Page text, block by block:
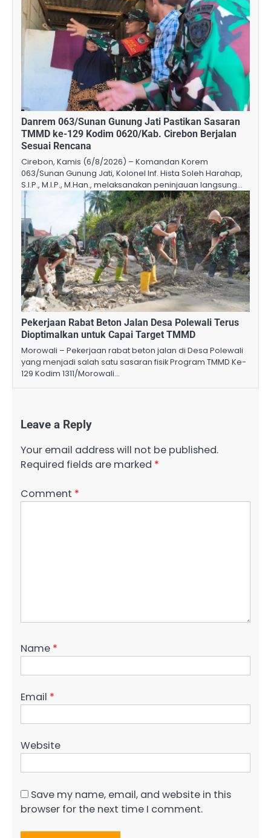
Danrem 063/Sunan Gunung Jati Pastikan Sasaran
TMMD ke-129 Kodim 0620/Kab. Cirebon Berjalan
Sesuai Rencana
Cirebon, Kamis (6/8/2026) – Komandan Korem
063/Sunan Gunung Jati, Kolonel Inf. Hista Soleh Harahap,
S.I.P., M.I.P., M.Han., melaksanakan peninjauan langsung…
Pekerjaan Rabat Beton Jalan Desa Polewali Terus
Dioptimalkan untuk Capai Target TMMD
Morowali – Pekerjaan rabat beton jalan di Desa Polewali
yang menjadi salah satu sasaran fisik Program TMMD Ke-
129 Kodim 1311/Morowali…
Leave a Reply
Your email address will not be published.
Required fields are marked *
Comment *
Name *
Email *
Website
Save my name, email, and website in this
browser for the next time I comment.